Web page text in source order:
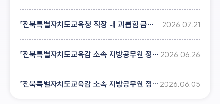
「전북특별자치도교육청 직장 내 괴롭힘 금지 및 피해자 보호 조례」 일부개정조례안 입법예고 2026.07.21
「전북특별자치도교육감 소속 지방공무원 정원 조례」 일부개정조례안 입법예고 2026.06.26
「전북특별자치도교육감 소속 지방공무원 정원 규칙」 일부개정규칙안 입법예고 2026.06.05